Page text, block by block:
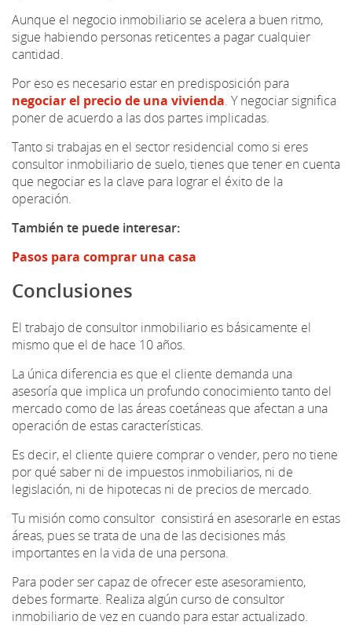
Aunque el negocio inmobiliario se acelera a buen ritmo,
sigue habiendo personas reticentes a pagar cualquier
cantidad.
Por eso es necesario estar en predisposición para
negociar el precio de una vivienda. Y negociar significa
poner de acuerdo a las dos partes implicadas.
Tanto si trabajas en el sector residencial como si eres
consultor inmobiliario de suelo, tienes que tener en cuenta
que negociar es la clave para lograr el éxito de la
operación.
También te puede interesar:
Pasos para comprar una casa
Conclusiones
El trabajo de consultor inmobiliario es básicamente el
mismo que el de hace 10 años.
La única diferencia es que el cliente demanda una
asesoría que implica un profundo conocimiento tanto del
mercado como de las áreas coetáneas que afectan a una
operación de estas características.
Es decir, el cliente quiere comprar o vender, pero no tiene
por qué saber ni de impuestos inmobiliarios, ni de
legislación, ni de hipotecas ni de precios de mercado.
Tu misión como consultor consistirá en asesorarle en estas
áreas, pues se trata de una de las decisiones más
importantes en la vida de una persona.
Para poder ser capaz de ofrecer este asesoramiento,
debes formarte. Realiza algún curso de consultor
inmobiliario de vez en cuando para estar actualizado.